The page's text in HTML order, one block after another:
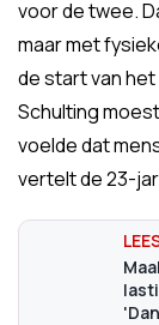
voor de twee.
maar met
de start van
Schulting
voelde dat
vertelt de 23-